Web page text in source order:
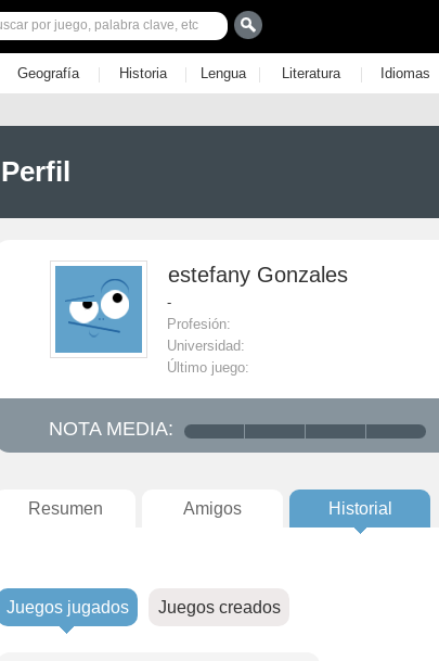
Geografía | Historia | Lengua | Literatura | Idiomas
Perfil
estefany Gonzales
-
Profesión:
Universidad:
Último juego:
NOTA MEDIA:
Resumen Amigos Historial
Juegos jugados Juegos creados